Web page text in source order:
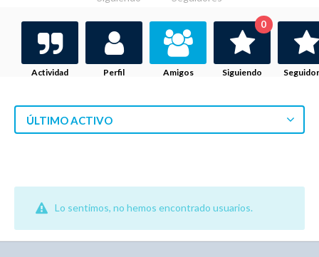
Actividad Perfil Amigos Siguiendo
0
ÚLTIMO ACTIVO
Lo sentimos, no hemos encontrado usuarios.